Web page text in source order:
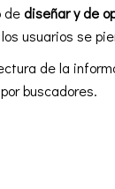
dediseñar y de
usuarios se
de la
buscadores.